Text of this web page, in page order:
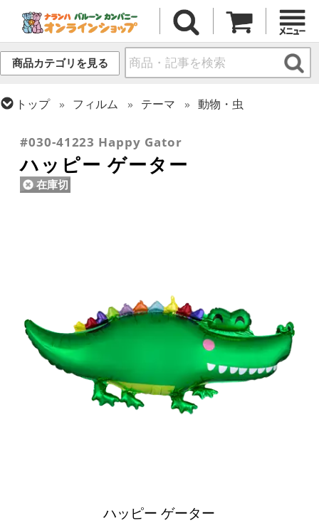
商品カテゴリを見る
トップ フィルム テーマ
動物・虫
#030-41223 Happy Gator
ハッピー ゲーター
在庫切
ハッピー ゲーター